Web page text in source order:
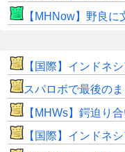
【MHNow】野良に文句言ってるやつ
【国際】インドネシアに
スパロボで最後の
【MHWs】鍔迫り合い
【国際】インドネシアに